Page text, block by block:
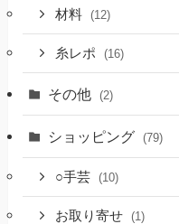
材料 (12)
糸レポ (16)
その他 (2)
ショッピング (79)
○手芸 (10)
お取り寄せ (1)